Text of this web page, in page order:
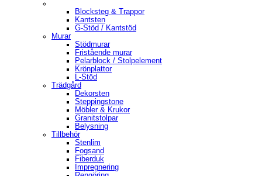
Blocksteg & Trappor
Kantsten
G-Stöd / Kantstöd
Murar
Stödmurar
Fristående murar
Pelarblock / Stolpelement
Krönplattor
L-Stöd
Trädgård
Dekorsten
Steppingstone
Möbler & Krukor
Granitstolpar
Belysning
Tillbehör
Stenlim
Fogsand
Fiberduk
Impregnering